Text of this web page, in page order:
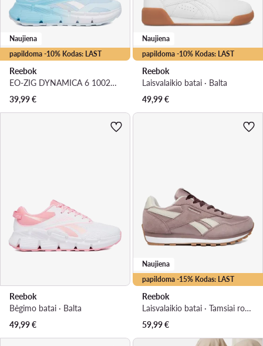
papildoma -10% Kodas: LAST
Naujiena
Reebok
EO-ZIG DYNAMICA 6 100270609 · Bėgimo batai
39,99€
papildoma -10% Kodas: LAST
Naujiena
Reebok
Laisvalaikio batai · Balta
49,99€
Reebok
Bėgimo batai · Balta
49,99€
papildoma -15% Kodas: LAST
Naujiena
Reebok
Laisvalaikio batai · Tamsiai rožinė
59,99€